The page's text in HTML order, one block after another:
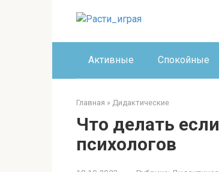
Активные Спокойные
Главная » Дидактические
Что делать
психологов